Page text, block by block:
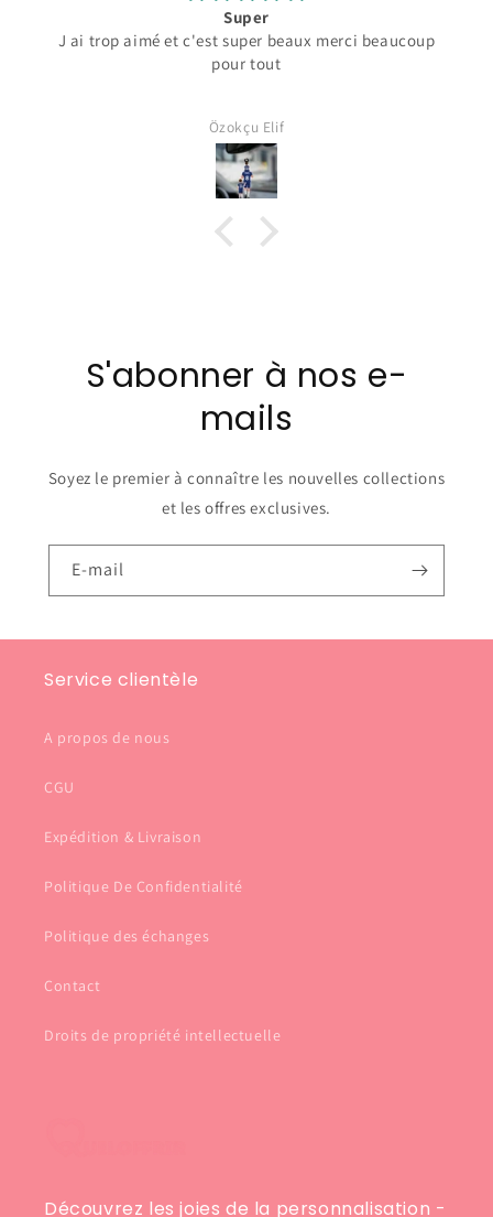
Super
J ai trop aimé et c'est super beaux merci beaucoup
pour tout
Özokçu Elif
S'abonner à nos e-
mails
Soyez le premier à connaître les nouvelles collections
et les offres exclusives.
E-mail
Service clientèle
A propos de nous
CGU
Expédition & Livraison
Politique De Confidentialité
Politique des échanges
Contact
Droits de propriété intellectuelle
Découvrez les joies de la personnalisation -